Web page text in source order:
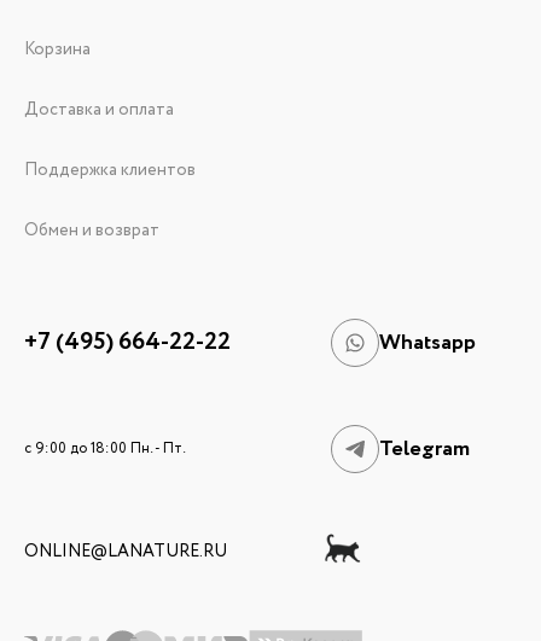
Корзина
Доставка и оплата
Поддержка клиентов
Обмен и возврат
+7 (495) 664-22-22 Whatsapp
c 9:00 до 18:00 Пн. - Пт. Telegram
ONLINE@LANATURE.RU